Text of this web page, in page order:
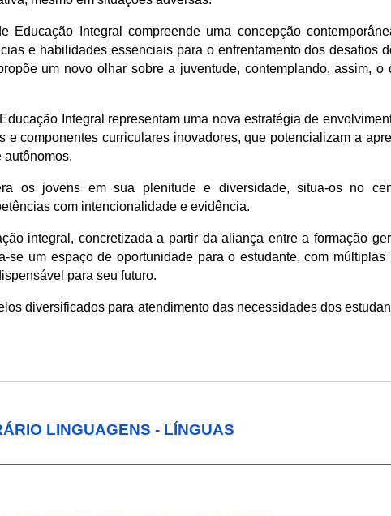
Educação Integral compreende uma concepção
e habilidades essenciais para o enfrentamento dos
um novo olhar sobre a juventude, contemplando, assim,
Integral representam uma nova estratégia de
e componentes curriculares inovadores, que potencializam a
autônomos.
os jovens em sua plenitude e diversidade, situa-os no
com intencionalidade e evidência.
integral, concretizada a partir da aliança entre a formação
se um espaço de oportunidade para o estudante, com
para seu futuro.
diversificados para atendimento das necessidades dos
LINGUAGENS - LÍNGUAS